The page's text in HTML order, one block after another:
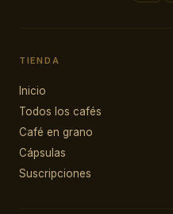
TIENDA
Inicio
Todos los cafés
Café en grano
Cápsulas
Suscripciones